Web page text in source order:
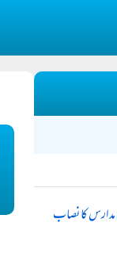
مدارس کا نصاب